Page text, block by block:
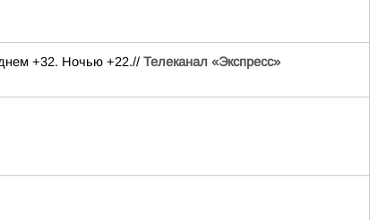
+32. Ночью +22.// Телеканал «Экспресс»